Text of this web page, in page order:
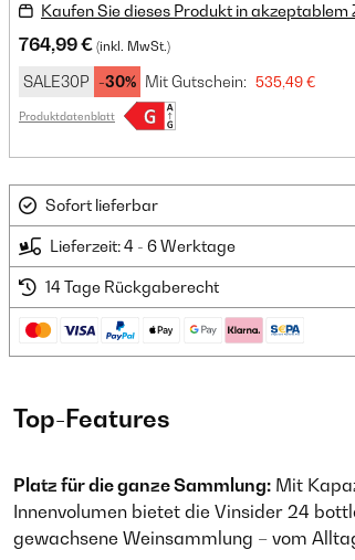
Kaufen Sie dieses Produkt in akzeptablem
764,99 € (inkl. MwSt.)
SALE30P -30% Mit Gutschein: 535,49 €
Produktdatenblatt
Sofort lieferbar
Lieferzeit: 4 - 6 Werktage
14 Tage Rückgaberecht
Top-Features
Platz für die ganze Sammlung: Mit
Innenvolumen bietet die Vinsider 24
gewachsene Weinsammlung – vom